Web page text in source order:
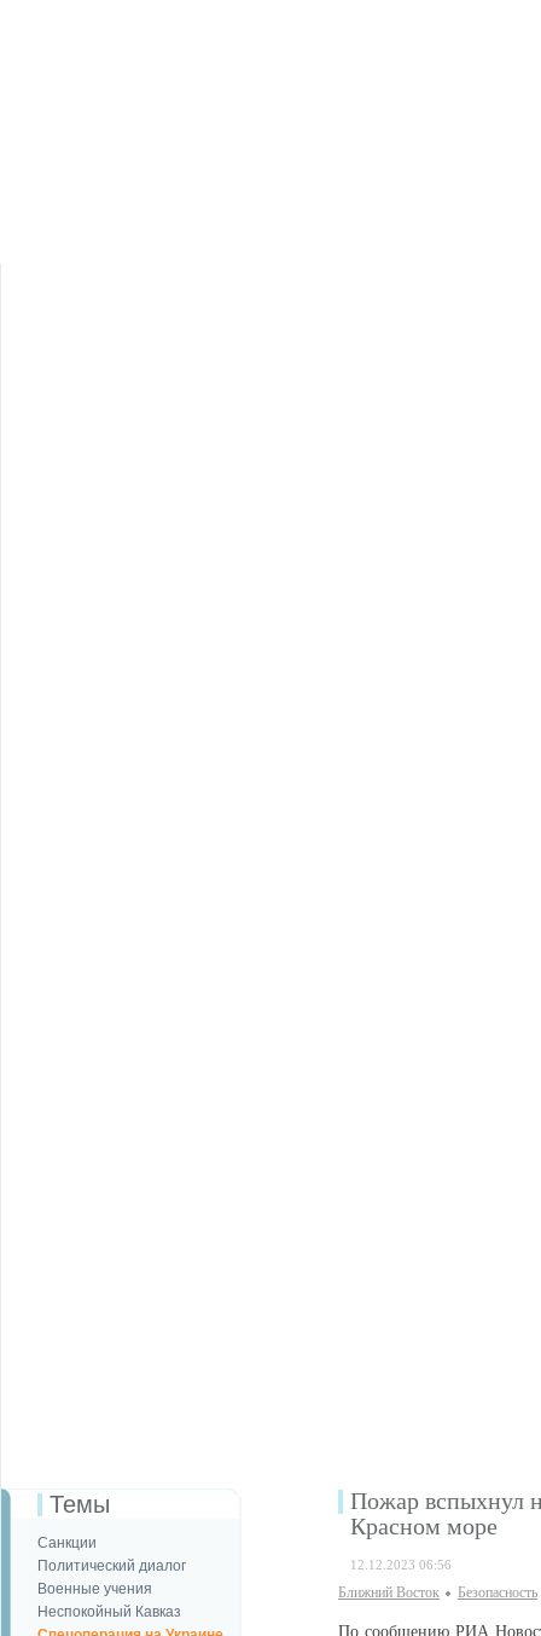
Темы
Санкции
Политический диалог
Военные учения
Неспокойный Кавказ
Пожар вспыхнул
Красном море
12.12.2023 06:56
Ближний Восток Безопаcность
По сообщению РИА